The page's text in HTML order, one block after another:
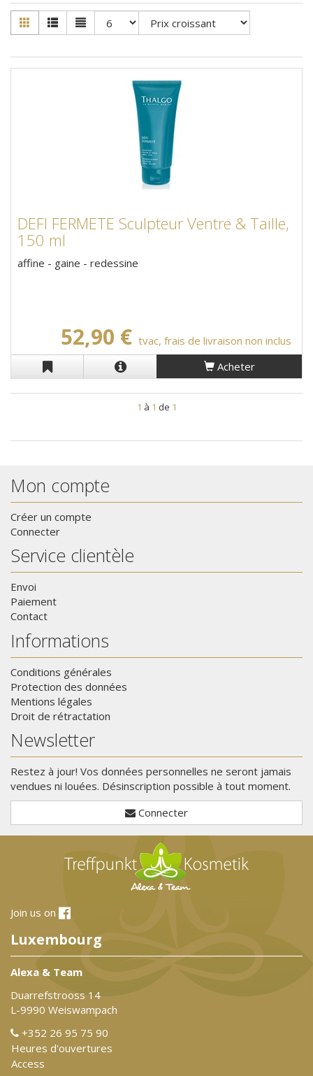
DEFI FERMETE Sculpteur Ventre & Taille,
150 ml
affine - gaine - redessine
52,90 € tvac, frais de livraison non inclus
Acheter
1 à 1 de 1
Mon compte
Créer un compte
Connecter
Service clientèle
Envoi
Paiement
Contact
Informations
Conditions générales
Protection des données
Mentions légales
Droit de rétractation
Newsletter
Restez à jour! Vos données personnelles ne seront jamais
vendues ni louées. Désinscription possible à tout moment.
Connecter
Join us on
Luxembourg
Alexa & Team
Duarrefstrooss 14
L-9990 Weiswampach
+352 26 95 75 90
Heures d'ouvertures
Access